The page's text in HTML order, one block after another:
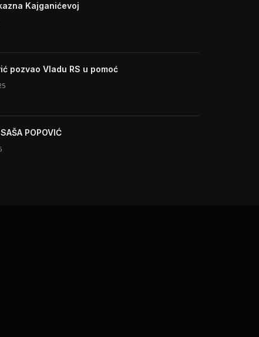
Kajganićevoj
pozvao Vladu RS u pomoć
POPOVIĆ